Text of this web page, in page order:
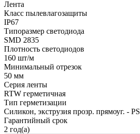
Лента
Класс пылевлагозащиты
IP67
Типоразмер светодиода
SMD 2835
Плотность светодиодов
160 шт/м
Минимальный отрезок
50 мм
Серия ленты
RTW герметичная
Тип герметизации
Силикон, экструзия прозр. прямоуг. - PS
Гарантийный срок
2 год(а)